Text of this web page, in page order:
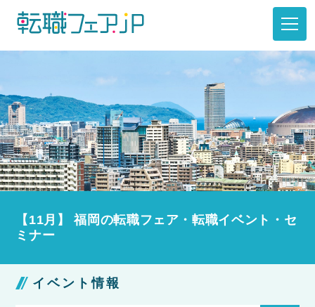
【11月】 福岡の転職フェア・転職イベント・セ
ミナー
イベント情報